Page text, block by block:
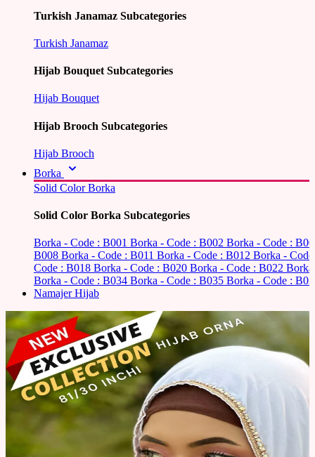
Turkish Janamaz Subcategories
Turkish Janamaz
Hijab Bouquet Subcategories
Hijab Bouquet
Hijab Brooch Subcategories
Hijab Brooch
Borka
Solid Color Borka
Solid Color Borka Subcategories
Borka - Code : B001 Borka - Code : B002 Borka - Code :
B008 Borka - Code : B011 Borka - Code : B012 Borka -
Code : B018 Borka - Code : B020 Borka - Code : B022
Borka - Code : B034 Borka - Code : B035 Borka - Code :
Namajer Hijab